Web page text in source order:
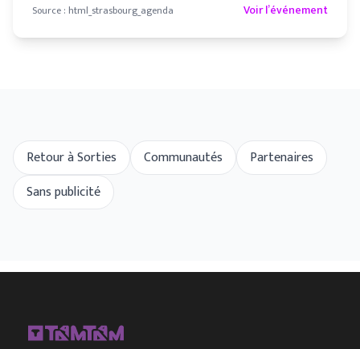
Source : html_strasbourg_agenda Voir l’événement
Retour à Sorties Communautés
Partenaires
Sans publicité